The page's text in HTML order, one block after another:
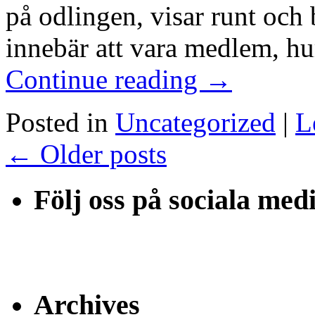
på odlingen, visar runt och
innebär att vara medlem,
Continue reading →
Posted in Uncategorized |
← Older posts
Följ oss på sociala
Archives